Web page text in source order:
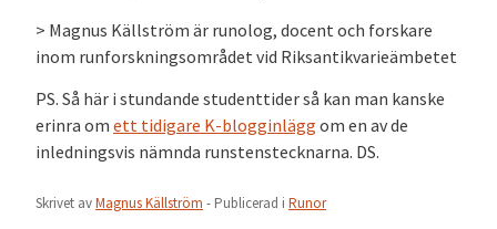
> Magnus Källström är runolog, docent och forskare
inom runforskningsområdet vid Riksantikvarieämbetet
PS. Så här i stundande studenttider så kan man kanske
erinra om ett tidigare K-blogginlägg om en av de
inledningsvis nämnda runstenstecknarna. DS.
Skrivet avMagnus Källström - Publicerad i Runor